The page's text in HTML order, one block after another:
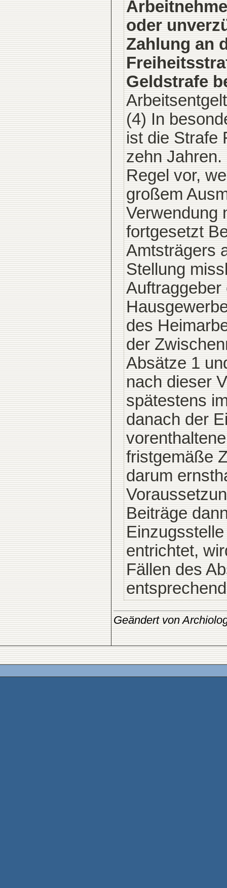
oder
Zahlung an
Geldstrafe
(4) In
ist die Strafe
zehn
Regel vor,
großem
Verwendung
fortgesetzt
Amtsträgers
Stellung
des
der
Absätze 1
nach dieser
spätestens
danach der
fristgemäße
darum
Beiträge
entrichtet,
Fällen des
Geändert von